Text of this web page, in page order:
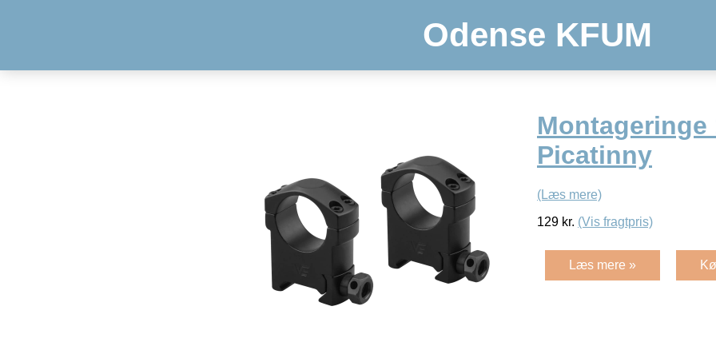
Odense KFUM
Montageringe
Picatinny
(Læs mere)
129 kr. (Vis fragtpris)
Læs mere »